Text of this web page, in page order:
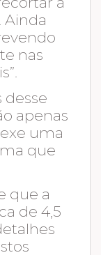
Ainda
nas
desse
apenas
uma
que
que a
de 4,5